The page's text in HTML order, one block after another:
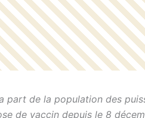
part de la population des
de vaccin depuis le 8